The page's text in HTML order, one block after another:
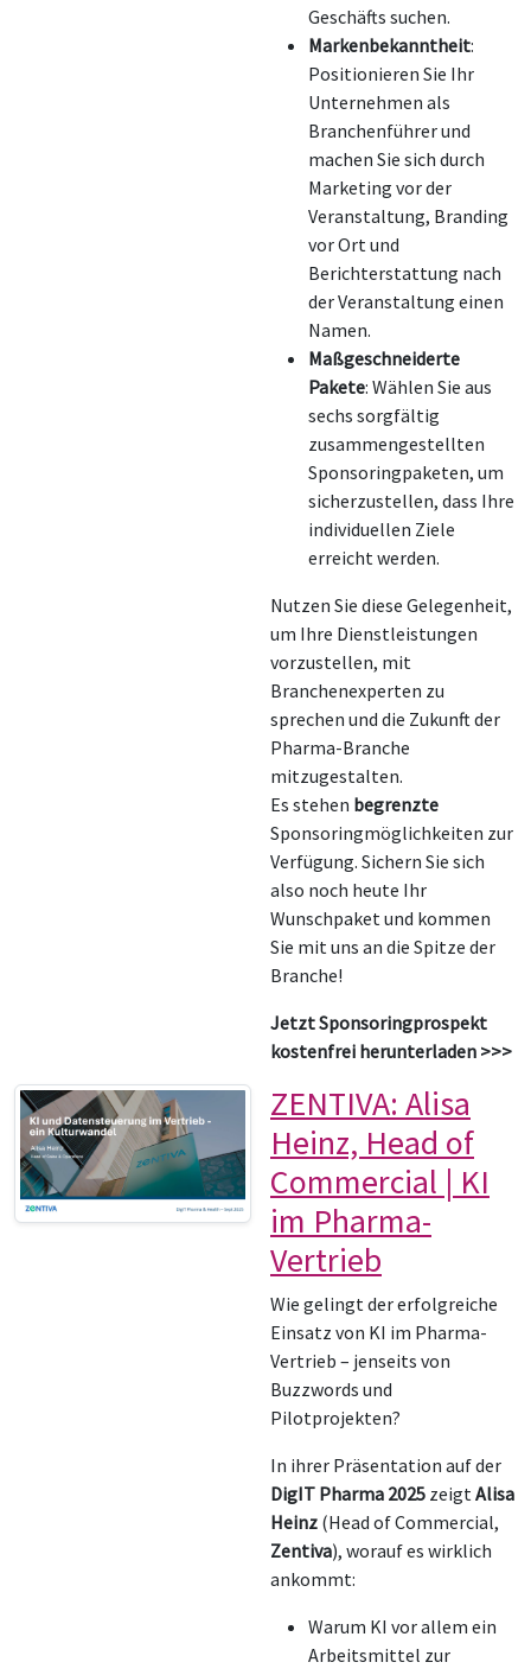
Geschäfts suchen.
Markenbekanntheit:
Positionieren Sie Ihr
Unternehmen als
Branchenführer und
machen Sie sich durch
Marketing vor der
Veranstaltung, Branding
vor Ort und
Berichterstattung nach
der Veranstaltung einen
Namen.
Maßgeschneiderte
Pakete: Wählen Sie aus
sechs sorgfältig
zusammengestellten
Sponsoringpaketen, um
sicherzustellen, dass Ihre
individuellen Ziele
erreicht werden.
Nutzen Sie diese Gelegenheit,
um Ihre Dienstleistungen
vorzustellen, mit
Branchenexperten zu
sprechen und die Zukunft der
Pharma-Branche
mitzugestalten.
Es stehen begrenzte
Sponsoringmöglichkeiten zur
Verfügung. Sichern Sie sich
also noch heute Ihr
Wunschpaket und kommen
Sie mit uns an die Spitze der
Branche!
Jetzt Sponsoringprospekt
kostenfrei herunterladen >>>
ZENTIVA: Alisa
Heinz, Head of
Commercial | KI
im Pharma-
Vertrieb
Wie gelingt der erfolgreiche
Einsatz von KI im Pharma-
Vertrieb – jenseits von
Buzzwords und
Pilotprojekten?
In ihrer Präsentation auf der
DigIT Pharma 2025 zeigtAlisa
Heinz (Head of Commercial,
Zentiva), worauf es wirklich
ankommt:
Warum KI vor allem ein
Arbeitsmittel zur